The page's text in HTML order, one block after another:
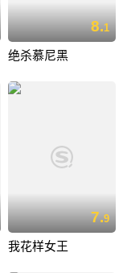
8.1
绝杀慕尼黑
7.9
我花样女王